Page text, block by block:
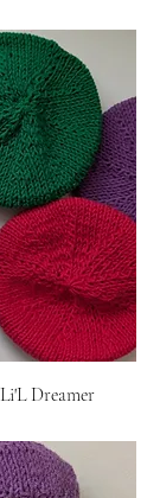
Dreamer